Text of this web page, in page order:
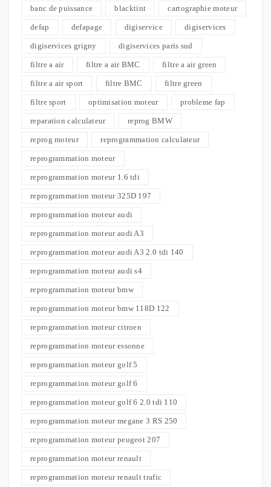
banc de puissance blacktint cartographie moteur
defap defapage digiservice digiservices
digiservices grigny digiservices paris sud
filtre a air filtre a air BMC filtre a air green
filtre a air sport filtre BMC filtre green
filtre sport optimisation moteur probleme fap
reparation calculateur reprog BMW
reprog moteur reprogrammation calculateur
reprogrammation moteur
reprogrammation moteur 1.6 tdi
reprogrammation moteur 325D 197
reprogrammation moteur audi
reprogrammation moteur audi A3
reprogrammation moteur audi A3 2.0 tdi 140
reprogrammation moteur audi s4
reprogrammation moteur bmw
reprogrammation moteur bmw 118D 122
reprogrammation moteur citroen
reprogrammation moteur essonne
reprogrammation moteur golf 5
reprogrammation moteur golf 6
reprogrammation moteur golf 6 2.0 tdi 110
reprogrammation moteur megane 3 RS 250
reprogrammation moteur peugeot 207
reprogrammation moteur renault
reprogrammation moteur renault trafic